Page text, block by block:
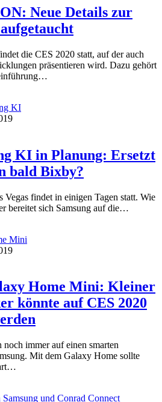
Neue Details zur
die CES 2020 statt, auf der auch
präsentieren wird. Dazu gehört
KI in Planung: Ersetzt
bald Bixby?
findet in einigen Tagen statt. Wie
bereitet sich Samsung auf die…
Home Mini: Kleiner
könnte auf CES 2020
noch immer auf einen smarten
Mit dem Galaxy Home sollte